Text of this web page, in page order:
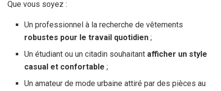
Que vous soyez :
Un professionnel à la recherche de vêtements
robustes pour le travail quotidien ;
Un étudiant ou un citadin souhaitant afficher un style
casual et confortable ;
Un amateur de mode urbaine attiré par des pièces au